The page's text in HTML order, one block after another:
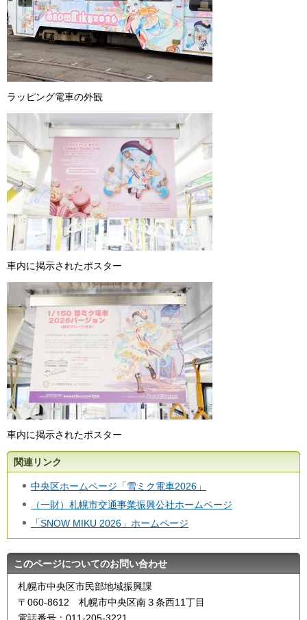
ラッピング電車の外観
車内に掲示されたポスター
車内に掲示されたポスター
関連リンク
中央区ホームページ「雪ミク電車2026」
（一財）札幌市交通事業振興公社ホームページ
「SNOW MIKU 2026」ホームページ
このページについてのお問い合わせ
札幌市中央区市民部地域振興課
〒060-8612 札幌市中央区南３条西11丁目
電話番号：011-205-3221